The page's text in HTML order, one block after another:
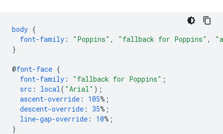
body {
font-family : "Poppins" , "fallback for Poppins" ,
}
@font-face {
font-family : "fallback for Poppins" ;
src : local( "Arial" );
ascent-override : 105%;
descent-override : 35%;
line-gap-override : 10%;
}